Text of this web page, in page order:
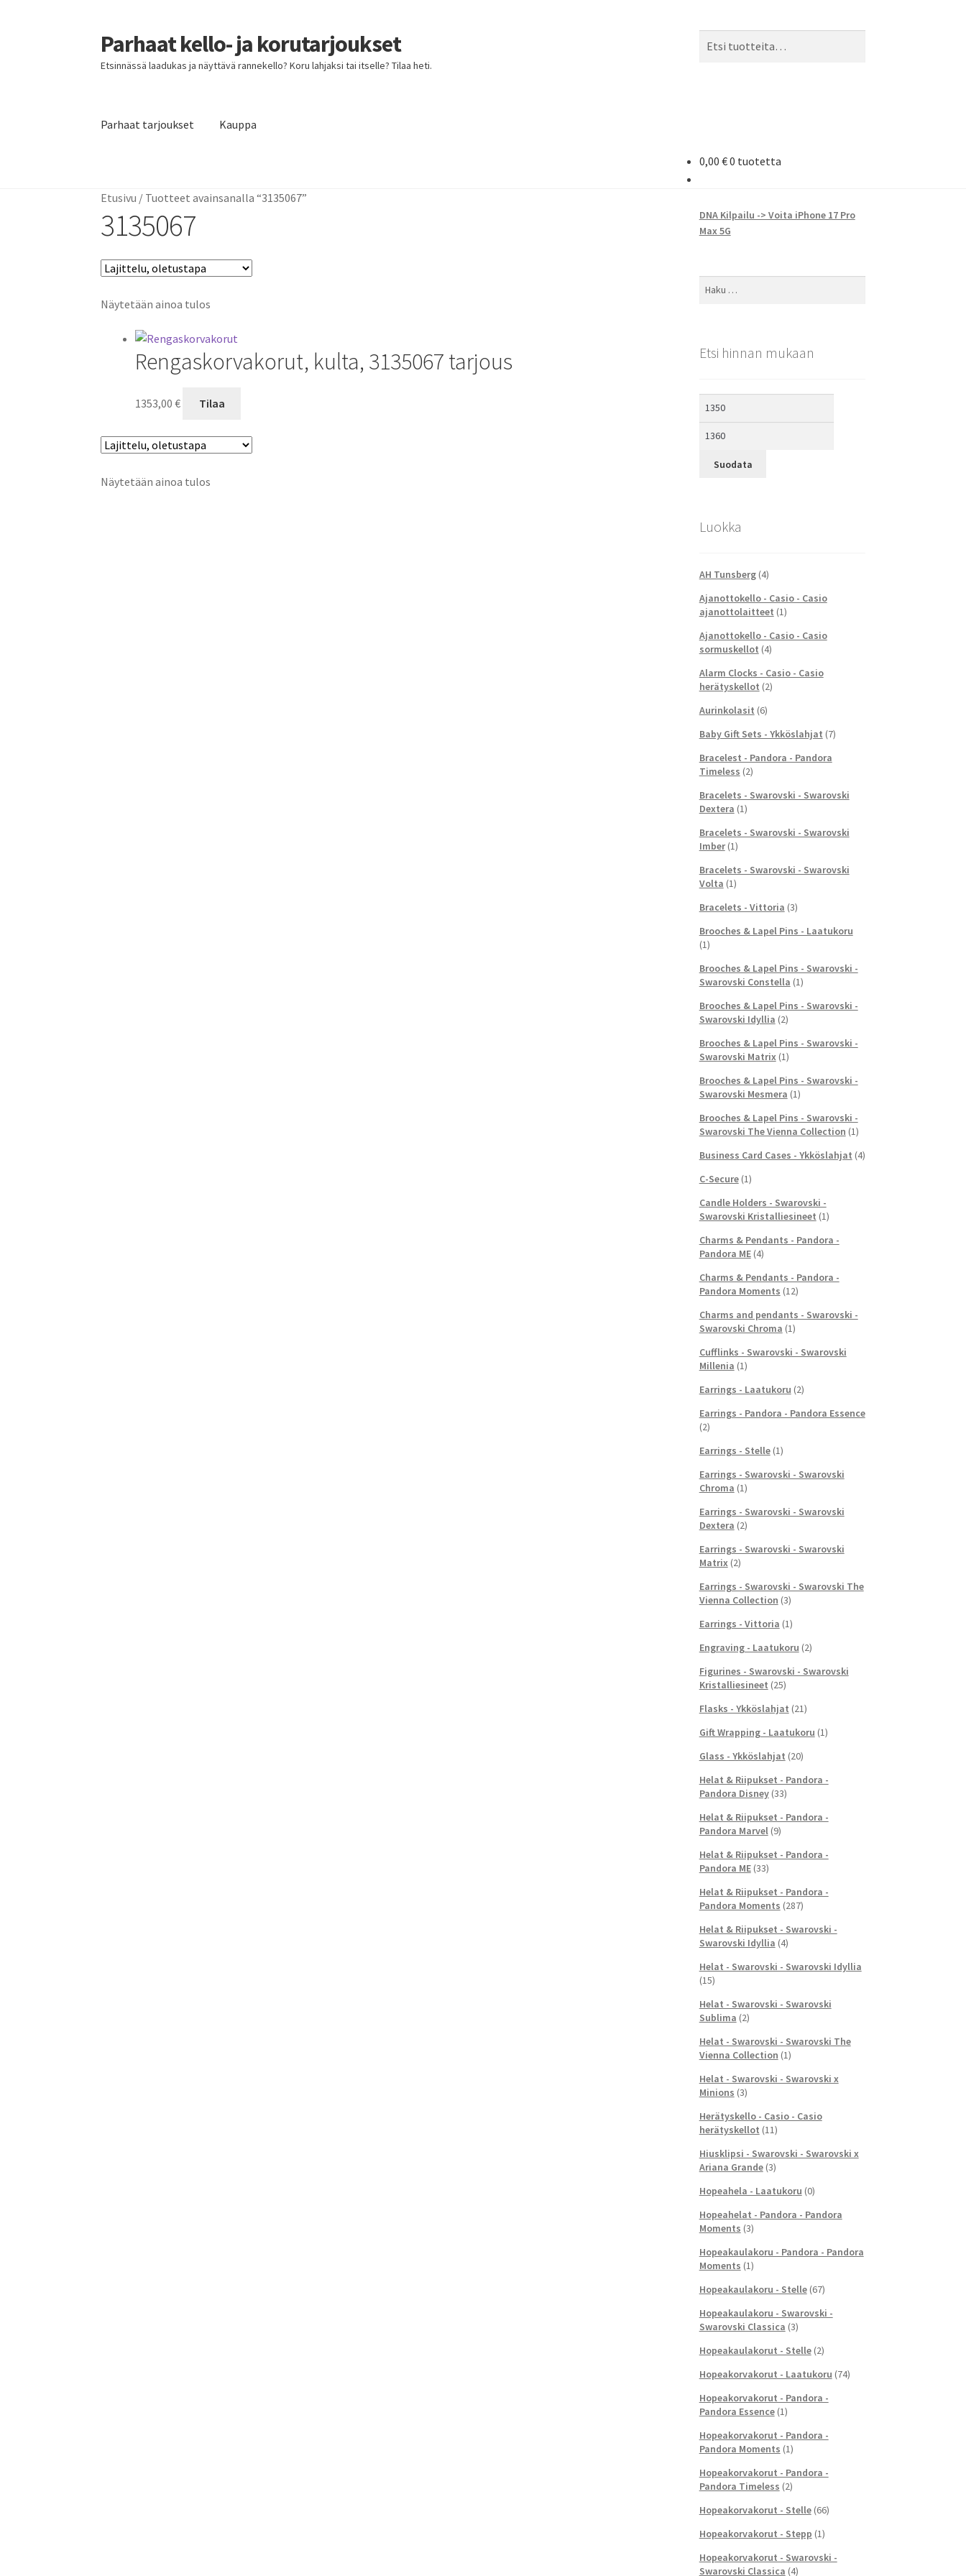
Siirry
navigointiin
Siirry
sisältöön
Parhaat kello- ja korutarjoukset
Etsinnässä laadukas ja näyttävä rannekello? Koru lahjaksi tai itselle? Tilaa heti.
Parhaat tarjoukset Kauppa
0,00 €0 tuotetta
Etusivu / Tuotteet avainsanalla “3135067”
3135067
Näytetään ainoa tulos
Rengaskorvakorut, kulta, 3135067 tarjous
1353,00€ Tilaa
Näytetään ainoa tulos
DNA Kilpailu -> Voita iPhone 17 Pro
Max 5G
Haku:
Etsi hinnan mukaan
Suodata
Luokka
AH Tunsberg (4)
Ajanottokello - Casio - Casio
ajanottolaitteet (1)
Ajanottokello - Casio - Casio
sormuskellot (4)
Alarm Clocks - Casio - Casio
herätyskellot (2)
Aurinkolasit (6)
Baby Gift Sets - Ykköslahjat (7)
Bracelest - Pandora - Pandora
Timeless (2)
Bracelets - Swarovski - Swarovski
Dextera (1)
Bracelets - Swarovski - Swarovski
Imber (1)
Bracelets - Swarovski - Swarovski
Volta (1)
Bracelets - Vittoria (3)
Brooches & Lapel Pins - Laatukoru
(1)
Brooches & Lapel Pins - Swarovski -
Swarovski Constella (1)
Brooches & Lapel Pins - Swarovski -
Swarovski Idyllia (2)
Brooches & Lapel Pins - Swarovski -
Swarovski Matrix (1)
Brooches & Lapel Pins - Swarovski -
Swarovski Mesmera (1)
Brooches & Lapel Pins - Swarovski -
Swarovski The Vienna Collection (1)
Business Card Cases - Ykköslahjat (4)
C-Secure (1)
Candle Holders - Swarovski -
Swarovski Kristalliesineet (1)
Charms & Pendants - Pandora -
Pandora ME (4)
Charms & Pendants - Pandora -
Pandora Moments (12)
Charms and pendants - Swarovski -
Swarovski Chroma (1)
Cufflinks - Swarovski - Swarovski
Millenia (1)
Earrings - Laatukoru (2)
Earrings - Pandora - Pandora Essence
(2)
Earrings - Stelle (1)
Earrings - Swarovski - Swarovski
Chroma (1)
Earrings - Swarovski - Swarovski
Dextera (2)
Earrings - Swarovski - Swarovski
Matrix (2)
Earrings - Swarovski - Swarovski The
Vienna Collection (3)
Earrings - Vittoria (1)
Engraving - Laatukoru (2)
Figurines - Swarovski - Swarovski
Kristalliesineet (25)
Flasks - Ykköslahjat (21)
Gift Wrapping - Laatukoru (1)
Glass - Ykköslahjat (20)
Helat & Riipukset - Pandora -
Pandora Disney (33)
Helat & Riipukset - Pandora -
Pandora Marvel (9)
Helat & Riipukset - Pandora -
Pandora ME (33)
Helat & Riipukset - Pandora -
Pandora Moments (287)
Helat & Riipukset - Swarovski -
Swarovski Idyllia (4)
Helat - Swarovski - Swarovski Idyllia
(15)
Helat - Swarovski - Swarovski
Sublima (2)
Helat - Swarovski - Swarovski The
Vienna Collection (1)
Helat - Swarovski - Swarovski x
Minions (3)
Herätyskello - Casio - Casio
herätyskellot (11)
Hiusklipsi - Swarovski - Swarovski x
Ariana Grande (3)
Hopeahela - Laatukoru (0)
Hopeahelat - Pandora - Pandora
Moments (3)
Hopeakaulakoru - Pandora - Pandora
Moments (1)
Hopeakaulakoru - Stelle (67)
Hopeakaulakoru - Swarovski -
Swarovski Classica (3)
Hopeakaulakorut - Stelle (2)
Hopeakorvakorut - Laatukoru (74)
Hopeakorvakorut - Pandora -
Pandora Essence (1)
Hopeakorvakorut - Pandora -
Pandora Moments (1)
Hopeakorvakorut - Pandora -
Pandora Timeless (2)
Hopeakorvakorut - Stelle (66)
Hopeakorvakorut - Stepp (1)
Hopeakorvakorut - Swarovski -
Swarovski Classica (4)